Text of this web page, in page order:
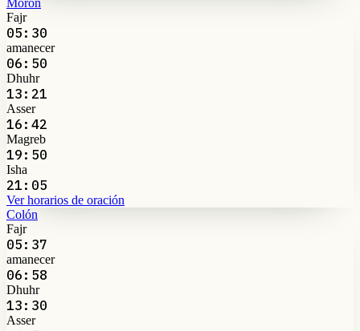
Fajr
05:30
amanecer
06:50
Dhuhr
13:21
Asser
16:42
Magreb
19:50
Isha
21:05
Ver horarios de oración
Colón
Fajr
05:37
amanecer
06:58
Dhuhr
13:30
Asser